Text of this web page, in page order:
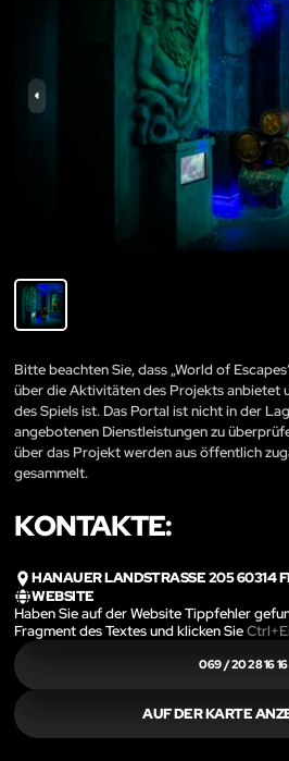
Bitte beachten Sie, dass „World of
über die Aktivitäten des Projekts anbietet
des Spiels ist. Das Portal ist nicht in der
angebotenen Dienstleistungen zu
über das Projekt werden aus öffentlich
gesammelt.
KONTAKTE:
HANAUER LANDSTRASSE 205 60314
WEBSITE
Haben Sie auf der Website Tippfehler
Fragment des Textes und klicken Sie
069 / 20 28 16 16
AUF DER KARTE